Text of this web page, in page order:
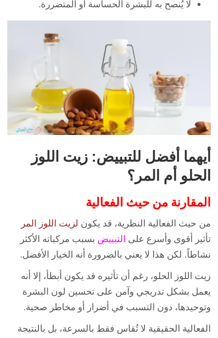
لا يُنصح به للبشرة الحساسة أو المتضررة.
أيهما أفضل للتبييض: زيت اللوز
الحلو أم المر؟
المقارنة من حيث الفعالية
من حيث الفعالية النظرية، قد يكون لزيت اللوز المر
تأثير أقوى وأسرع على التبييض بسبب مركباته الأكثر
نشاطاً. لكن هذا لا يعني بالضرورة أنه الخيار الأفضل.
زيت اللوز الحلو، رغم أن تأثيره قد يكون أبطأ، إلا أنه
يعمل بشكل تدريجي وآمن على تحسين لون البشرة
وتوحيدها، دون التسبب في أضرار أو مخاطر صحية.
الفعالية الحقيقية لا تُقاس فقط بالسرعة، بل بالنتيجة